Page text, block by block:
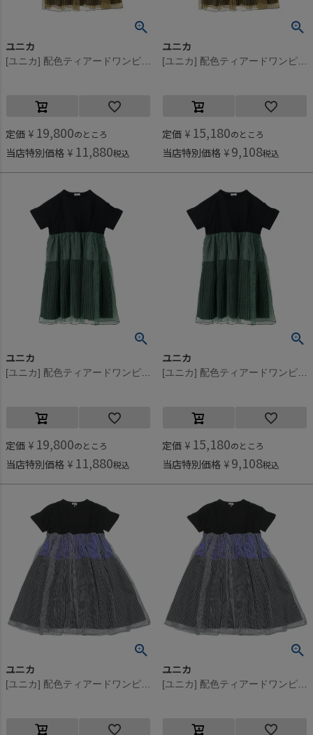
ユニカ
定価 ¥ 19,800のところ
当店特別価格 ¥ 11,880税込
ユニカ
定価 ¥ 15,180のところ
当店特別価格 ¥ 9,108税込
ユニカ
定価 ¥ 19,800のところ
当店特別価格 ¥ 11,880税込
ユニカ
定価 ¥ 15,180のところ
当店特別価格 ¥ 9,108税込
ユニカ ユニカ